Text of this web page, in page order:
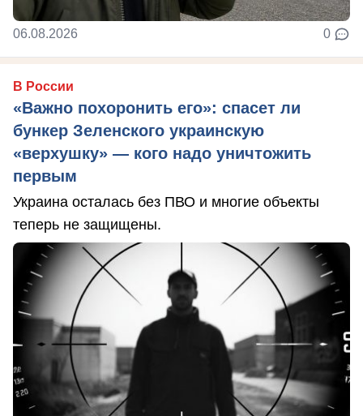
06.08.2026 0
В России
«Важно похоронить его»: спасет ли
бункер Зеленского украинскую
«верхушку» — кого надо уничтожить
первым
Украина осталась без ПВО и многие объекты
теперь не защищены.